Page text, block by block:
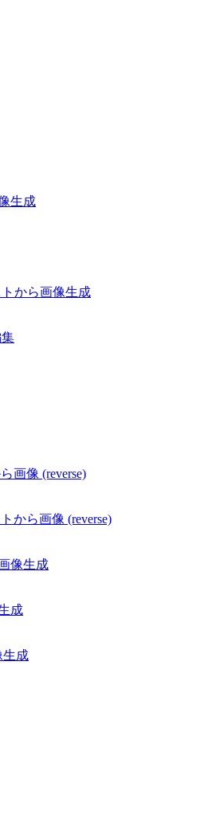
生成
トから画像生成
集
画像 (reverse)
から画像 (reverse)
像生成
成
生成